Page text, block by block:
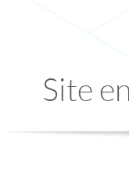
Site